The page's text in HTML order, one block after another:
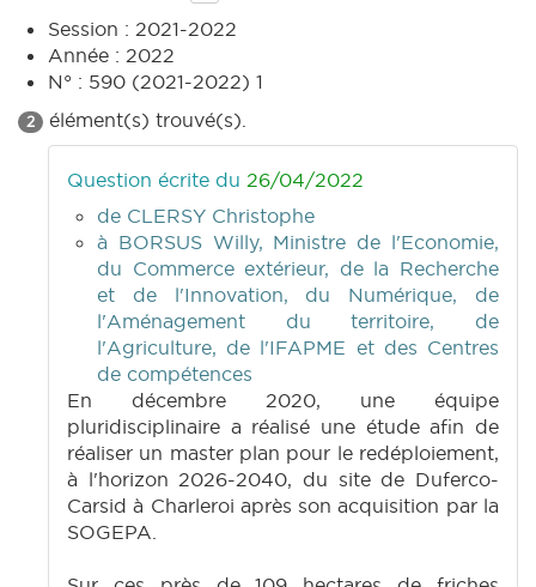
Session : 2021-2022
Année : 2022
N° : 590 (2021-2022) 1
2 élément(s) trouvé(s).
Question écrite du 26/04/2022
de CLERSY Christophe
à BORSUS Willy, Ministre de l'Economie,
du Commerce extérieur, de la Recherche
et de l'Innovation, du Numérique, de
l'Aménagement du territoire, de
l'Agriculture, de l'IFAPME et des Centres
de compétences
En décembre 2020, une équipe
pluridisciplinaire a réalisé une étude afin de
réaliser un master plan pour le redéploiement,
à l'horizon 2026-2040, du site de Duferco-
Carsid à Charleroi après son acquisition par la
SOGEPA.